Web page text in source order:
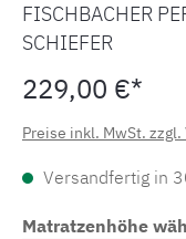
FISCHBACHER
SCHIEFER
229,00 €*
Preise inkl. MwSt.
Versandfertig in
Matratzenhöhe